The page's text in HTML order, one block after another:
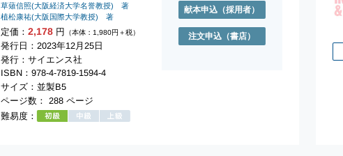
草薙信照(大阪経済大学名誉教授) 著
植松康祐(大阪国際大学教授) 著
定価： 2,178円 （本体：1,980円＋税）
発行日：2023年12月25日
発行：サイエンス社
ISBN：978-4-7819-1594-4
サイズ：並製B5
ページ数： 288 ページ
難易度：
献本申込 （採用者）
注文申込 （書店）